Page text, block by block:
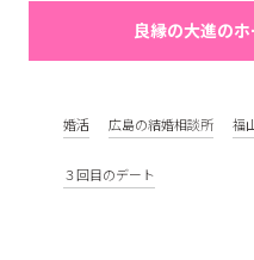
良縁の大進の
婚活 広島の結婚相談所 福
３回目のデート